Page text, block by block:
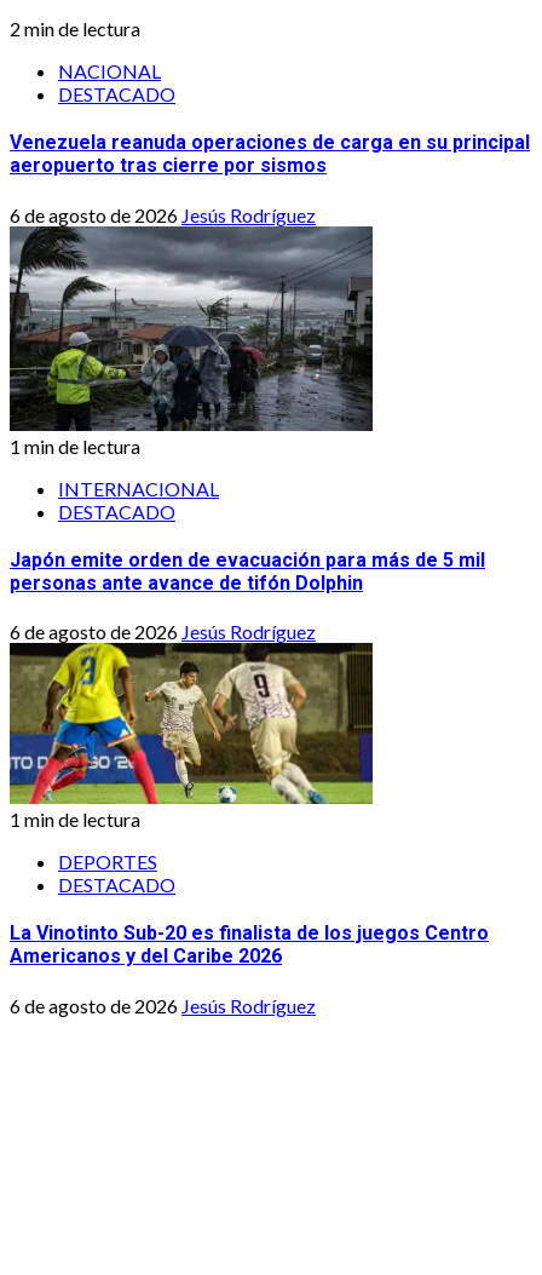
2 min de lectura
NACIONAL
DESTACADO
Venezuela reanuda operaciones de carga en su principal
aeropuerto tras cierre por sismos
6 de agosto de 2026 Jesús Rodríguez
1 min de lectura
INTERNACIONAL
DESTACADO
Japón emite orden de evacuación para más de 5 mil
personas ante avance de tifón Dolphin
6 de agosto de 2026 Jesús Rodríguez
1 min de lectura
DEPORTES
DESTACADO
La Vinotinto Sub-20 es finalista de los juegos Centro
Americanos y del Caribe 2026
6 de agosto de 2026 Jesús Rodríguez